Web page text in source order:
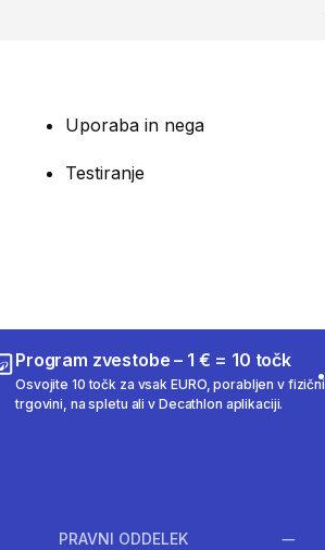
Uporaba in nega
Testiranje
Program zvestobe – 1 € = 10 točk
Osvojite 10 točk za vsak EURO, porabljen v fizični
trgovini, na spletu ali v Decathlon aplikaciji.
PRAVNI ODDELEK